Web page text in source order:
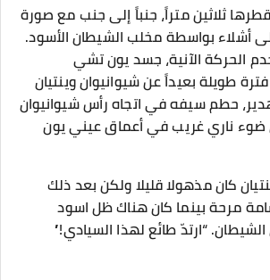
ثلاثين متراً، جنباً إلى جنب مع صورة
أشلاء بواسطة مخلب الشيطان الأسود.
الحركة الآنية، جسد يون تشي
طويلة بعيداً عن شيوانيوان وينتيان
حطم سيفه في اتجاه رأس شيوانيوان
ضوء ناري غريب في أعماق عيني يون
كان مذهولا قليلا ولكن بعد ذلك
مرحة بينما كان هناك ظل اسود
“ارتدّ طائع لهذا السيادي!”